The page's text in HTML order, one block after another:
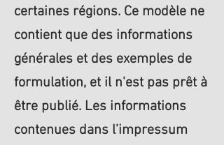
certaines régions. Ce modèle ne
contient que des informations
générales et des exemples de
formulation, et il n'est pas prêt à
être publié. Les informations
contenues dans l’impressum